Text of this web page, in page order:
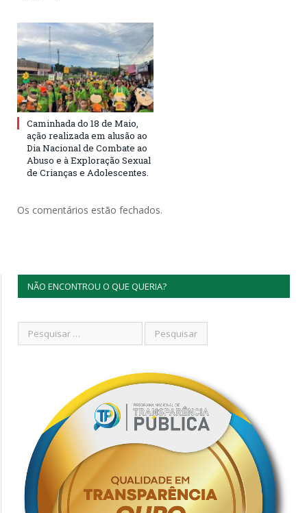
Caminhada do 18 de Maio,
ação realizada em alusão ao
Dia Nacional de Combate ao
Abuso e à Exploração Sexual
de Crianças e Adolescentes.
Os comentários estão fechados.
NÃO ENCONTROU O QUE QUERIA?